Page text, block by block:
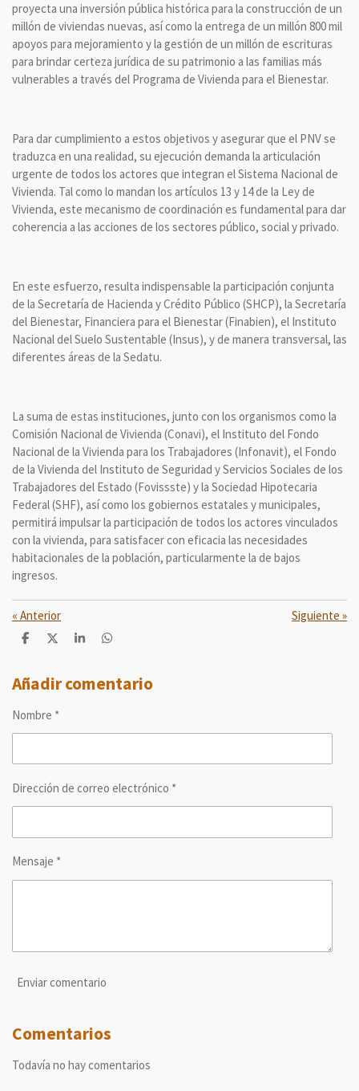
proyecta una inversión pública histórica para la construcción de un
millón de viviendas nuevas, así como la entrega de un millón 800 mil
apoyos para mejoramiento y la gestión de un millón de escrituras
para brindar certeza jurídica de su patrimonio a las familias más
vulnerables a través del Programa de Vivienda para el Bienestar.
Para dar cumplimiento a estos objetivos y asegurar que el PNV se
traduzca en una realidad, su ejecución demanda la articulación
urgente de todos los actores que integran el Sistema Nacional de
Vivienda. Tal como lo mandan los artículos 13 y 14 de la Ley de
Vivienda, este mecanismo de coordinación es fundamental para dar
coherencia a las acciones de los sectores público, social y privado.
En este esfuerzo, resulta indispensable la participación conjunta
de la Secretaría de Hacienda y Crédito Público (SHCP), la Secretaría
del Bienestar, Financiera para el Bienestar (Finabien), el Instituto
Nacional del Suelo Sustentable (Insus), y de manera transversal, las
diferentes áreas de la Sedatu.
La suma de estas instituciones, junto con los organismos como la
Comisión Nacional de Vivienda (Conavi), el Instituto del Fondo
Nacional de la Vivienda para los Trabajadores (Infonavit), el Fondo
de la Vivienda del Instituto de Seguridad y Servicios Sociales de los
Trabajadores del Estado (Fovissste) y la Sociedad Hipotecaria
Federal (SHF), así como los gobiernos estatales y municipales,
permitirá impulsar la participación de todos los actores vinculados
con la vivienda, para satisfacer con eficacia las necesidades
habitacionales de la población, particularmente la de bajos
ingresos.
« Anterior Siguiente »
C
p
a
t
C
p
a
C
p
a
C
p
a
Añadir comentario
Nombre *
Dirección de correo electrónico *
Mensaje *
Enviar comentario
Comentarios
Todavía no hay comentarios